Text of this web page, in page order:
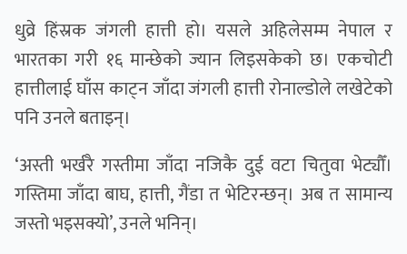
धुव्रे हिंस्रक जंगली हात्ती हो। यसले अहिलेसम्म नेपाल र
भारतका गरी १६ मान्छेको ज्यान लिइसकेको छ। एकचोटी
हात्तीलाई घाँस काट्न जाँदा जंगली हात्ती रोनाल्डोले लखेटेको
पनि उनले बताइन्।
‘अस्ती भर्खरै गस्तीमा जाँदा नजिकै दुई वटा चितुवा भेट्यौँ।
गस्तिमा जाँदा बाघ, हात्ती, गैंडा त भेटिरन्छन्। अब त सामान्य
जस्तो भइसक्यो’, उनले भनिन्।